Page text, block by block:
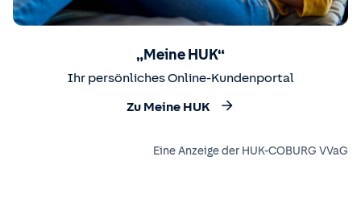
„Meine HUK“
Ihr persönliches Online-Kundenportal
Zu Meine HUK
Eine Anzeige der HUK-COBURG VVaG